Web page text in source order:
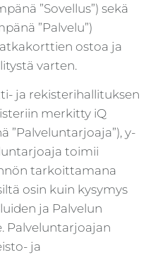
”Sovellus”) sekä
”Palvelu”)
ostoa ja
varten.
ja rekisterihallituksen
merkitty iQ
”Palveluntarjoaja”), y-
toimii
tarkoittamana
osin kuin kysymys
ja Palvelun
Palveluntarjoajan
ja